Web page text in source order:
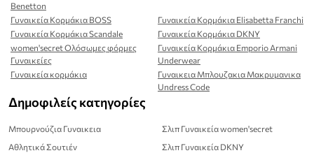
Benetton
Γυναικεία Κορμάκια BOSS
Γυναικεία Κορμάκια Elisabetta Franchi
Γυναικεία Κορμάκια Scandale
Γυναικεία Κορμάκια DKNY
women'secret Ολόσωμες φόρμες
Γυναικείες
Γυναικεία Κορμάκια Emporio Armani
Underwear
Γυναικεία κορμάκια
Γυναικεια Μπλουζακια Μακρυμανικα
Undress Code
Δημοφιλείς κατηγορίες
Μπουρνούζια Γυναικεια
Αθλητικά Σουτιέν
Σλιπ Γυναικεία women'secret
Σλιπ Γυναικεία DKNY